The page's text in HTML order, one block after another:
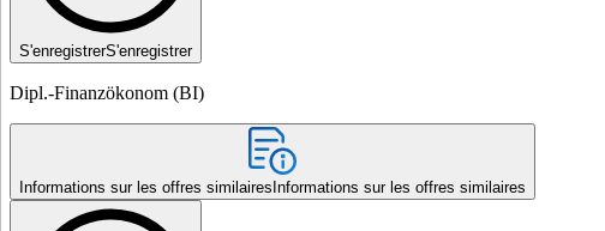
S'enregistrerS'enregistrer
Dipl.-Finanzökonom (BI)
Informations sur les offres similaires Informations sur les offres similaires